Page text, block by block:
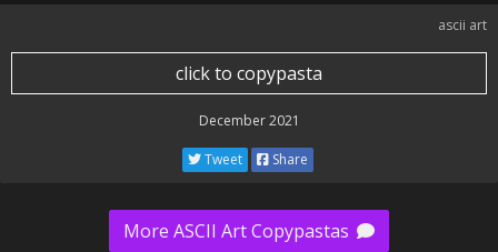
ascii art
click to copypasta
December 2021
Tweet Share
More ASCII Art Copypastas